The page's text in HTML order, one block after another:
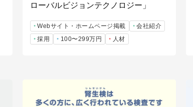
ローバルビジョンテクノロジー」
Webサイト・ホームページ掲載
会社紹介
採用
100〜299万円 人材